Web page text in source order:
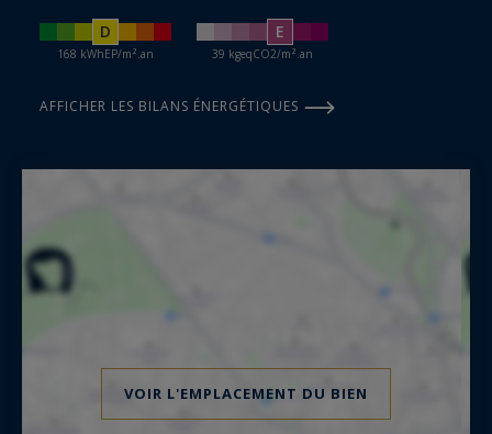
D
168 kWhEP/m².an
E
39 kgeqCO2/m².an
AFFICHER LES BILANS ÉNERGÉTIQUES
VOIR L'EMPLACEMENT DU BIEN